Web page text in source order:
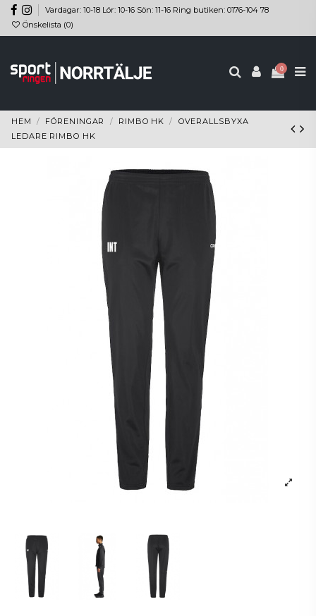
Vardagar: 10-18 Lör: 10-16 Sön: 11-16 Ring butiken: 0176-104 78
Önskelista (0)
0
HEM FÖRENINGAR RIMBO HK
OVERALLSBYXA
LEDARE RIMBO HK